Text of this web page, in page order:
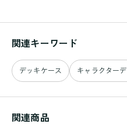
関連キーワード
デッキケース キャラクター
関連商品